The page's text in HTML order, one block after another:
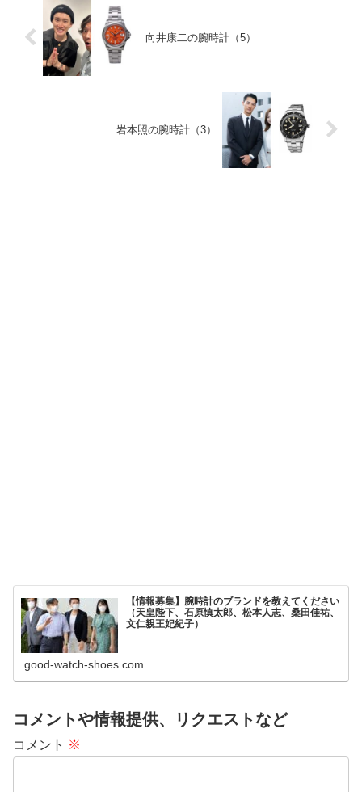
向井康二の腕時計（5）
岩本照の腕時計（3）
【情報募集】腕時計のブランドを教えてください
（天皇陛下、石原慎太郎、松本人志、桑田佳祐、
文仁親王妃紀子）
good-watch-shoes.com
コメントや情報提供、リクエストなど
コメント ※